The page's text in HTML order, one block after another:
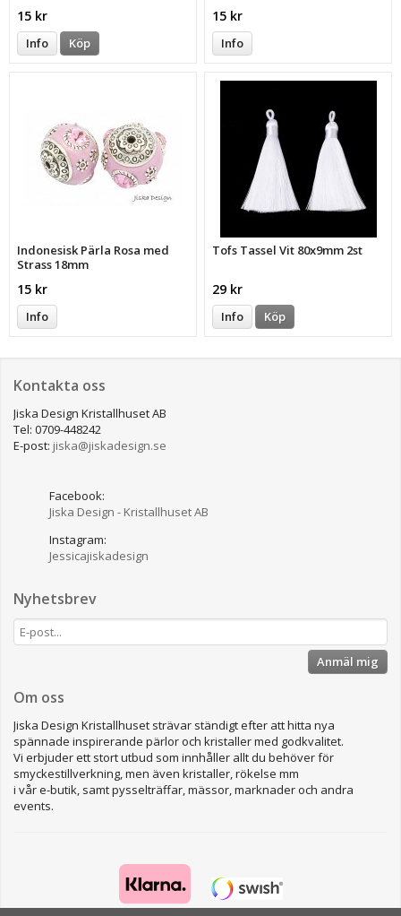
15 kr
Info Köp
15 kr
Info
Indonesisk Pärla Rosa med
Strass 18mm
15 kr
Info
Tofs Tassel Vit 80x9mm 2st
29 kr
Info Köp
Kontakta oss
Jiska Design Kristallhuset AB
Tel: 0709-448242
E-post: jiska@jiskadesign.se
Facebook:
Jiska Design - Kristallhuset AB
Instagram:
Jessicajiskadesign
Nyhetsbrev
Anmäl mig
Om oss
Jiska Design Kristallhuset strävar ständigt efter att hitta nya
spännade inspirerande pärlor och kristaller med godkvalitet.
Vi erbjuder ett stort utbud som innhåller allt du behöver för
smyckestillverkning, men även kristaller, rökelse mm
i vår e-butik, samt pysselträffar, mässor, marknader och andra
events.